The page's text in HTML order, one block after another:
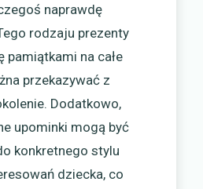
naprawdę
rodzaju prezenty
pamiątkami na całe
przekazywać z
Dodatkowo,
upominki mogą być
konkretnego stylu
dziecka, co